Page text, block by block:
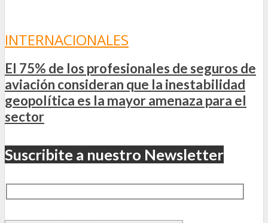
INTERNACIONALES
El 75% de los profesionales de seguros de
aviación consideran que la inestabilidad
geopolítica es la mayor amenaza para el
sector
Suscribite a nuestro Newsletter